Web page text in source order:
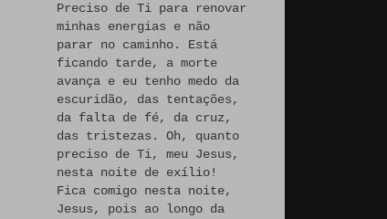
Preciso de Ti para renovar
minhas energias e não
parar no caminho. Está
ficando tarde, a morte
avança e eu tenho medo da
escuridão, das tentações,
da falta de fé, da cruz,
das tristezas. Oh, quanto
preciso de Ti, meu Jesus,
nesta noite de exílio!
Fica comigo nesta noite,
Jesus, pois ao longo da